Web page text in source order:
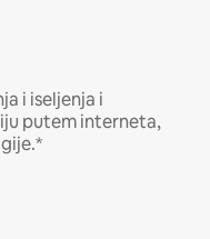
i iseljenja i
putem interneta,